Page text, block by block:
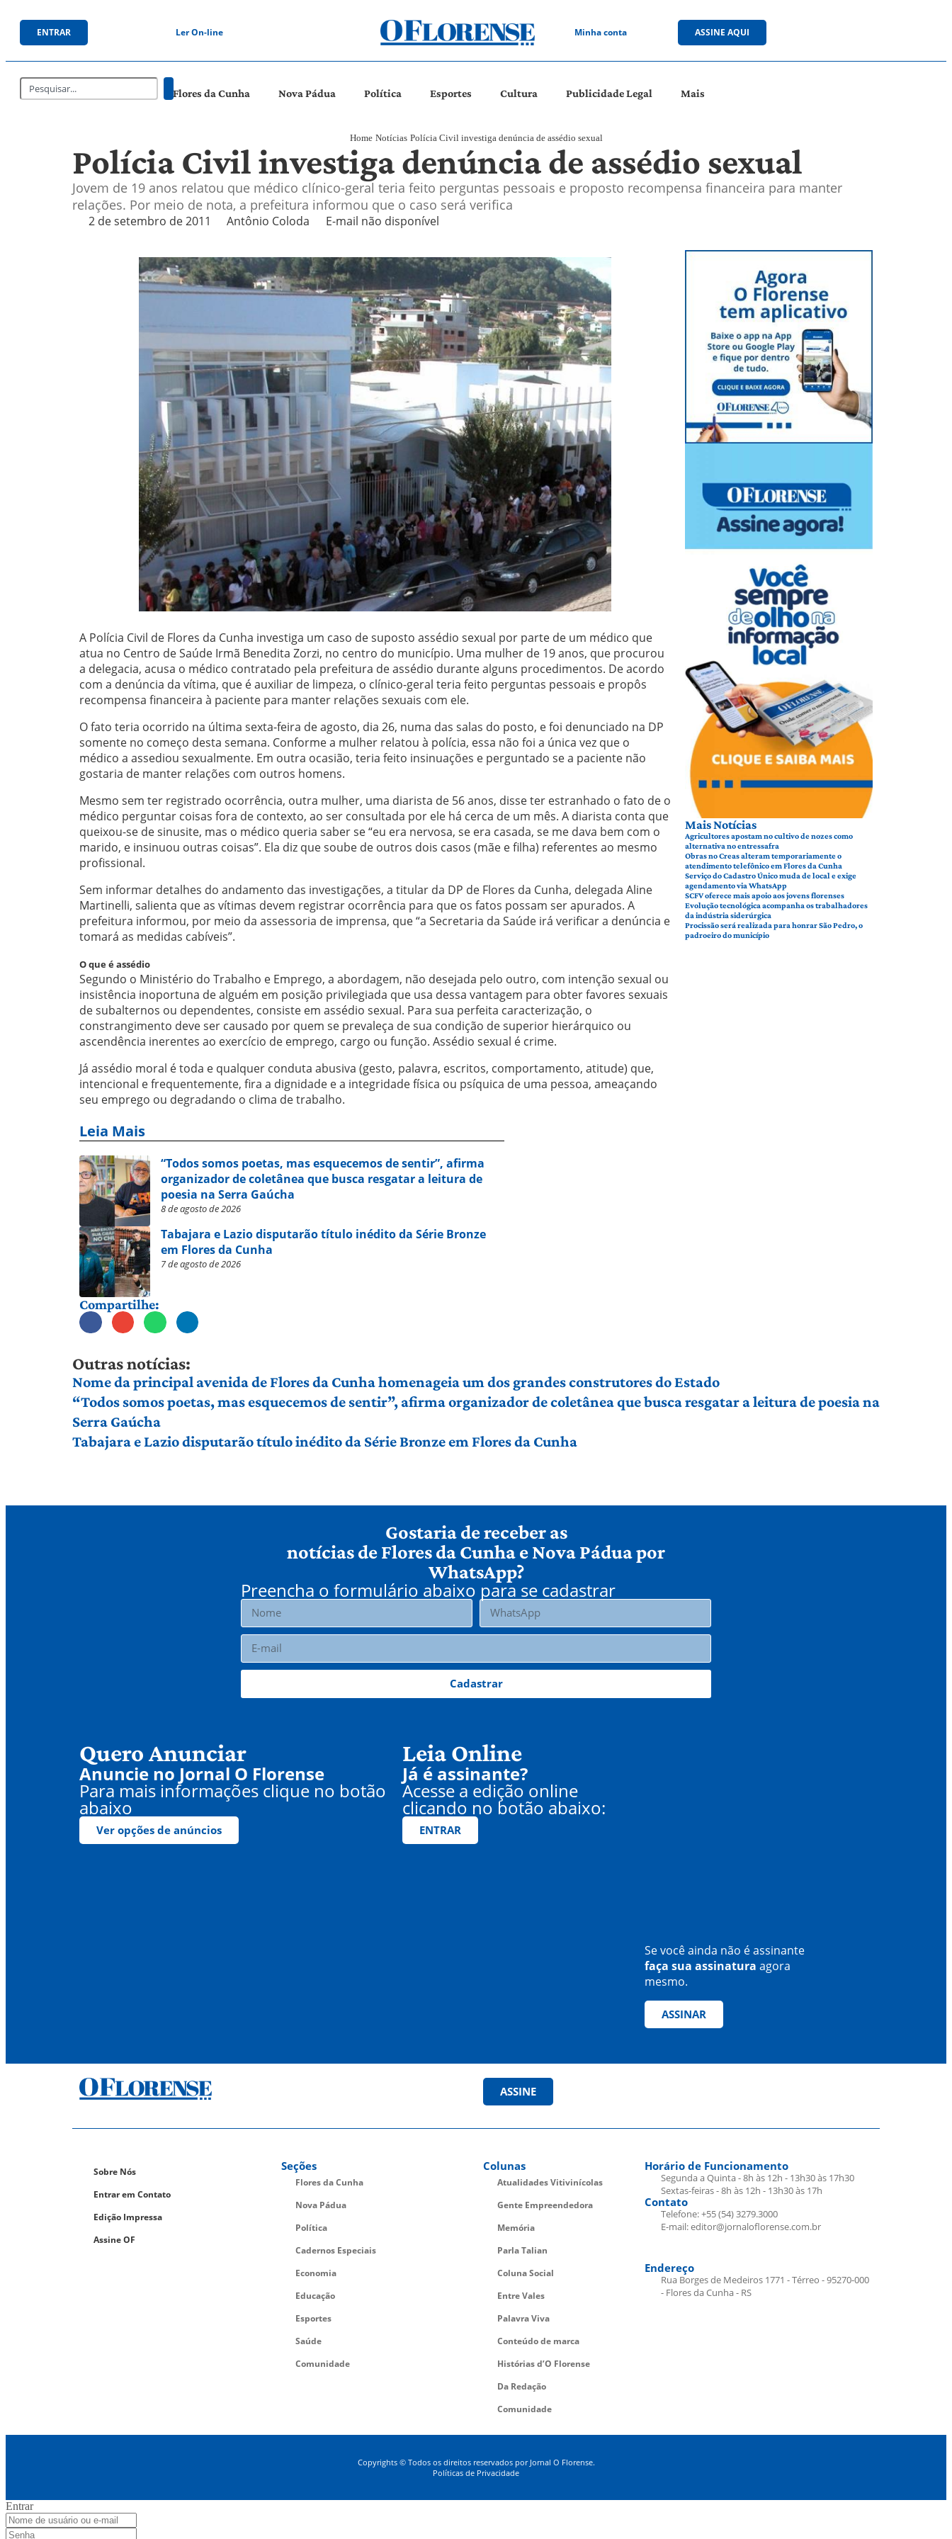
ENTRAR Ler On-line Minha conta ASSINE AQUI
Flores da Cunha Nova Pádua Política Esportes Cultura Publicidade Legal Mais
Home Notícias Polícia Civil investiga denúncia de assédio sexual
Polícia Civil investiga denúncia de assédio sexual
Jovem de 19 anos relatou que médico clínico-geral teria feito perguntas pessoais e proposto recompensa financeira para manter
relações. Por meio de nota, a prefeitura informou que o caso será verifica
2 de setembro de 2011 Antônio Coloda E-mail não disponível
A Polícia Civil de Flores da Cunha investiga um caso de suposto assédio sexual por parte de um médico que
atua no Centro de Saúde Irmã Benedita Zorzi, no centro do município. Uma mulher de 19 anos, que procurou
a delegacia, acusa o médico contratado pela prefeitura de assédio durante alguns procedimentos. De acordo
com a denúncia da vítima, que é auxiliar de limpeza, o clínico-geral teria feito perguntas pessoais e propôs
recompensa financeira à paciente para manter relações sexuais com ele.
O fato teria ocorrido na última sexta-feira de agosto, dia 26, numa das salas do posto, e foi denunciado na DP
somente no começo desta semana. Conforme a mulher relatou à polícia, essa não foi a única vez que o
médico a assediou sexualmente. Em outra ocasião, teria feito insinuações e perguntado se a paciente não
gostaria de manter relações com outros homens.
Mesmo sem ter registrado ocorrência, outra mulher, uma diarista de 56 anos, disse ter estranhado o fato de o
médico perguntar coisas fora de contexto, ao ser consultada por ele há cerca de um mês. A diarista conta que
queixou-se de sinusite, mas o médico queria saber se “eu era nervosa, se era casada, se me dava bem com o
marido, e insinuou outras coisas”. Ela diz que soube de outros dois casos (mãe e filha) referentes ao mesmo
profissional.
Sem informar detalhes do andamento das investigações, a titular da DP de Flores da Cunha, delegada Aline
Martinelli, salienta que as vítimas devem registrar ocorrência para que os fatos possam ser apurados. A
prefeitura informou, por meio da assessoria de imprensa, que “a Secretaria da Saúde irá verificar a denúncia e
tomará as medidas cabíveis”.
O que é assédio
Segundo o Ministério do Trabalho e Emprego, a abordagem, não desejada pelo outro, com intenção sexual ou
insistência inoportuna de alguém em posição privilegiada que usa dessa vantagem para obter favores sexuais
de subalternos ou dependentes, consiste em assédio sexual. Para sua perfeita caracterização, o
constrangimento deve ser causado por quem se prevaleça de sua condição de superior hierárquico ou
ascendência inerentes ao exercício de emprego, cargo ou função. Assédio sexual é crime.
Já assédio moral é toda e qualquer conduta abusiva (gesto, palavra, escritos, comportamento, atitude) que,
intencional e frequentemente, fira a dignidade e a integridade física ou psíquica de uma pessoa, ameaçando
seu emprego ou degradando o clima de trabalho.
Leia Mais
“Todos somos poetas, mas esquecemos de sentir”, afirma
organizador de coletânea que busca resgatar a leitura de
poesia na Serra Gaúcha
8 de agosto de 2026
Tabajara e Lazio disputarão título inédito da Série Bronze
em Flores da Cunha
7 de agosto de 2026
Compartilhe:
Mais Notícias
Agricultores apostam no cultivo de nozes como
alternativa no entressafra
Obras no Creas alteram temporariamente o
atendimento telefônico em Flores da Cunha
Serviço do Cadastro Único muda de local e exige
agendamento via WhatsApp
SCFV oferece mais apoio aos jovens florenses
Evolução tecnológica acompanha os trabalhadores
da indústria siderúrgica
Procissão será realizada para honrar São Pedro, o
padroeiro do município
Outras notícias:
Nome da principal avenida de Flores da Cunha homenageia um dos grandes construtores do Estado
“Todos somos poetas, mas esquecemos de sentir”, afirma organizador de coletânea que busca resgatar a leitura de poesia na
Serra Gaúcha
Tabajara e Lazio disputarão título inédito da Série Bronze em Flores da Cunha
Gostaria de receber as
notícias de Flores da Cunha e Nova Pádua por
WhatsApp?
Preencha o formulário abaixo para se cadastrar
Cadastrar
Quero Anunciar
Anuncie no Jornal O Florense
Para mais informações clique no botão
abaixo
Ver opções de anúncios
Leia Online
Já é assinante?
Acesse a edição online
clicando no botão abaixo:
ENTRAR
Se você ainda não é assinante
faça sua assinatura agora
mesmo.
ASSINAR
ASSINE
Sobre Nós
Entrar em Contato
Edição Impressa
Assine OF
Seções
Flores da Cunha
Nova Pádua
Política
Cadernos Especiais
Economia
Educação
Esportes
Saúde
Comunidade
Colunas
Atualidades Vitivinícolas
Gente Empreendedora
Memória
Parla Talian
Coluna Social
Entre Vales
Palavra Viva
Conteúdo de marca
Histórias d’O Florense
Da Redação
Comunidade
Horário de Funcionamento
Segunda a Quinta - 8h às 12h - 13h30 às 17h30
Sextas-feiras - 8h às 12h - 13h30 às 17h
Contato
Telefone: +55 (54) 3279.3000
E-mail: editor@jornaloflorense.com.br
Endereço
Rua Borges de Medeiros 1771 - Térreo - 95270-000
- Flores da Cunha - RS
Copyrights © Todos os direitos reservados por Jornal O Florense.
Políticas de Privacidade
Entrar